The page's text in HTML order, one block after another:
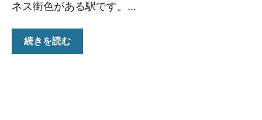
ネス街色がある駅です。...
続きを読む